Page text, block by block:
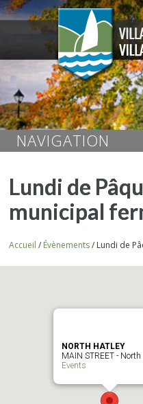
NAVIGATION
Lundi de
municipal
Accueil / Évènements/ Lundi de
NORTH HATLEY
MAIN STREET -
Events